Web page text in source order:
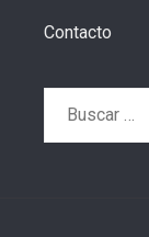
Contacto